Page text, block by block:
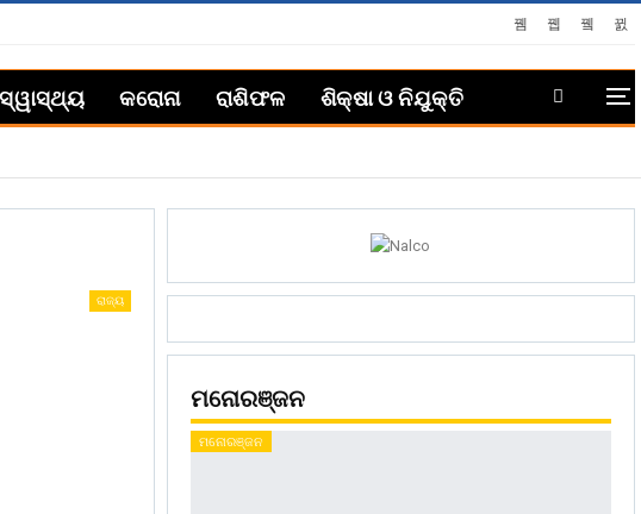
ସ୍ୱାସ୍ଥ୍ୟ କରୋନା ରାଶିଫଳ ଶିକ୍ଷା ଓ ନିଯୁକ୍ତି
ରାଜ୍ୟ
ମନୋରଞ୍ଜନ
ମନୋରଞ୍ଜନ